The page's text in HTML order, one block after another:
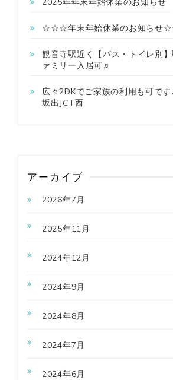
☆☆☆年末年始休業のお知ら
観音寺駅近く【バス・トイレ別
ァミリー入居可♬
広々2DKでご家族の利用も可です
坂出JCT西
アーカイブ
2026年7月
2025年11月
2024年12月
2024年9月
2024年8月
2024年7月
2024年6月